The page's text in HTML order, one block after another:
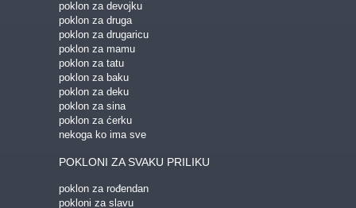
poklon za devojku
poklon za druga
poklon za drugaricu
poklon za mamu
poklon za tatu
poklon za baku
poklon za deku
poklon za sina
poklon za ćerku
nekoga ko ima sve
POKLONI ZA SVAKU PRILIKU
poklon za rođendan
pokloni za slavu